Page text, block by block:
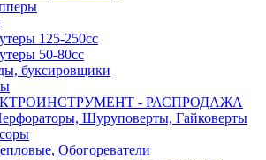
125-250сс
50-80сс
буксировщики
- РАСПРОДАЖА
Шуруповерты, Гайковерты
Обогореватели